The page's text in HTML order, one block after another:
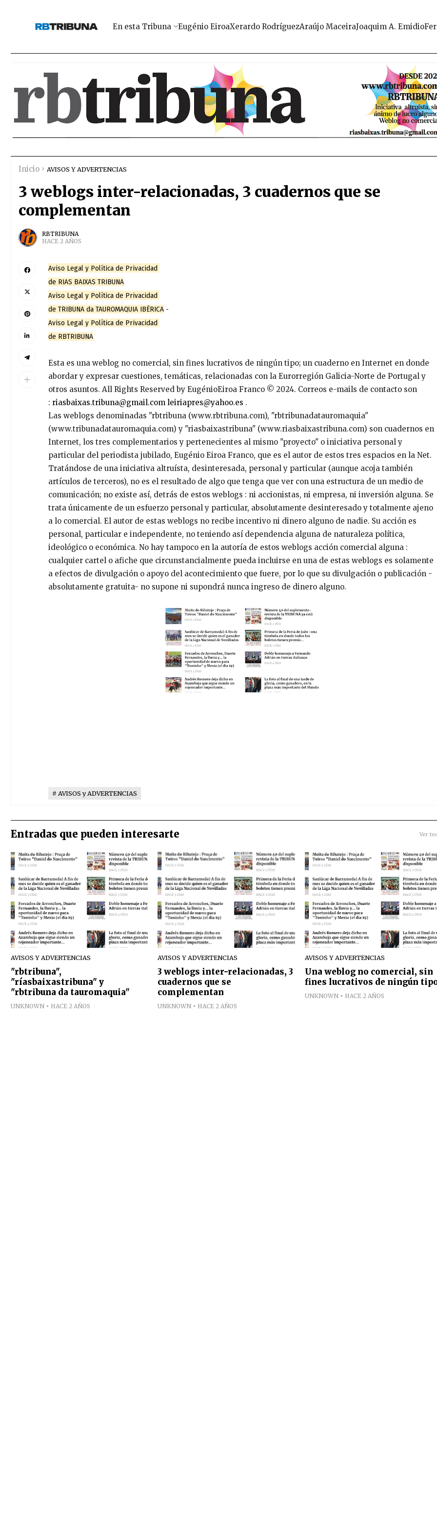
En esta Tribuna Eugénio EiroaXerardo RodríguezAraújo MaceiraJoaquim A. Emidio
Inicio AVISOS Y ADVERTENCIAS
3 weblogs inter-relacionadas, 3 cuadernos que se
complementan
RBTRIBUNA
HACE 2 AÑOS
Aviso Legal y Política de Privacidad
de RIAS BAIXAS TRIBUNA
Aviso Legal y Política de Privacidad
de TRIBUNA da TAUROMAQUIA IBÉRICA -
Aviso Legal y Política de Privacidad
de RBTRIBUNA
Esta es una weblog no comercial, sin fines lucrativos de ningún tipo; un cuaderno en Internet en donde
abordar y expresar cuestiones, temáticas, relacionadas con la Eurorregión Galicia-Norte de Portugal y
otros asuntos. All Rights Reserved by EugénioEiroa Franco © 2024. Correos e-mails de contacto son
: riasbaixas.tribuna@gmail.com leiriapres@yahoo.es .
Las weblogs denominadas "rbtribuna (www.rbtribuna.com), "rbtribunadatauromaquia"
(www.tribunadatauromaquia.com) y "riasbaixastribuna" (www.riasbaixastribuna.com) son cuadernos en
Internet, los tres complementarios y pertenecientes al mismo "proyecto" o iniciativa personal y
particular del periodista jubilado, Eugénio Eiroa Franco, que es el autor de estos tres espacios en la Net.
Tratándose de una iniciativa altruísta, desinteresada, personal y particular (aunque acoja también
artículos de terceros), no es el resultado de algo que tenga que ver con una estructura de un medio de
comunicación; no existe así, detrás de estos weblogs : ni accionistas, ni empresa, ni inversión alguna. Se
trata únicamente de un esfuerzo personal y particular, absolutamente desinteresado y totalmente ajeno
a lo comercial. El autor de estas weblogs no recibe incentivo ni dinero alguno de nadie. Su acción es
personal, particular e independente, no teniendo así dependencia alguna de naturaleza política,
ideológico o económica. No hay tampoco en la autoría de estos weblogs acción comercial alguna :
cualquier cartel o afiche que circunstancialmente pueda incluirse en una de estas weblogs es solamente
a efectos de divulgación o apoyo del acontecimiento que fuere, por lo que su divulgación o publicación -
absolutamente gratuita- no supone ni supondrá nunca ingreso de dinero alguno.
AVISOS y ADVERTENCIAS
Entradas que pueden interesarte Ver
AVISOS Y ADVERTENCIAS
"rbtribuna",
"ríasbaixastribuna" y
"rbtribuna da tauromaquia"
UNKNOWN HACE 2 AÑOS
AVISOS Y ADVERTENCIAS
3 weblogs inter-relacionadas, 3
cuadernos que se
complementan
UNKNOWN HACE 2 AÑOS
AVISOS Y ADVERTENCIAS
Una weblog no comercial, sin
fines lucrativos de ningún
UNKNOWN HACE 2 AÑOS